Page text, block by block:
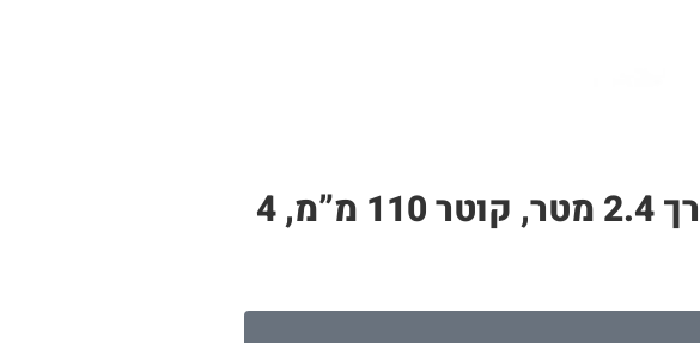
צינור PP לבן – תעלה לגידול הידרופוני | 11 חורי שתילה, אורך 2.4 מטר, קוטר 110 מ”מ, 4